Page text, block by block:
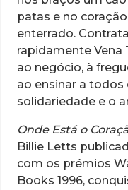
patas e no
enterrado.
rapidamente Vena
ao negócio, à
ao ensinar a todos
solidariedade e o
Onde Está o
Billie Letts
com os prémios
Books 1996,